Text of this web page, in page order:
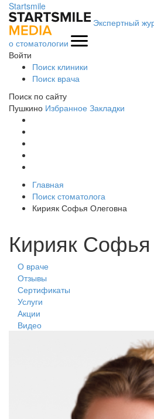
Startsmile
Экспертный
о стоматологии
Войти
Поиск клиники
Поиск врача
Поиск по сайту
Пушкино Избранное Закладки
Главная
Поиск стоматолога
Кирияк Софья Олеговна
Кирияк
О враче
Отзывы
Сертификаты
Услуги
Акции
Видео